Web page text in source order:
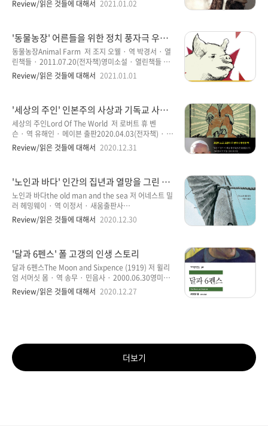
북커버에서 느낄 수 있는 심플함이 오히려 호기심을 자
를 읽었을 때였다. 지금은 기억이 가물가물하지만 《빅
랜만에 더글라스 케네디의 오래된 소설을 찾을 수 있었
다. 《모멘트》는 더글라스 케네디의 열 번째 소설로 기
억된다. 물론 정확한지는 모르겠지만 적어도 내가 기억
하고 있는 것이 그렇다. 하지만 내가 읽은 더글라스 케네
디의 소설은 두 가지뿐이다. 예전에 읽은 《빅픽처》와
게 됐다..
Review/읽은 것들에 대해서 2021.01.02
'동물농장' 어른들을 위한 정치 풍자극 우화
소설
동물농장Animal Farm 저 조지 오웰 · 역 박경서 · 열
린책들 · 2011.07.20(전자책)영미소설 · 열린책들 세
계문학 053 은 우리나라에서도 많이 번역되어 출간
한 책 중에 하나이다. 또한, 최근에는 한 방송사 프로그
북커버는 아주 심플하게도 돼지 한마리의 머리가 스케
치한듯한 모습으로 그려져 있기 떄문이다. 뭔가 웃기지
도 않은 모습에 돼지 주제에 무표정한 표정에서 진지함
이 보이는 것이 나만 그렇게 느껴지는 것일까? 연필로
대충 그린 듯한 돼지의 표정이 뭔가 완성되지 않은 듯한
Review/읽은 것들에 대해서 2021.01.01
'세상의 주인' 인본주의 사상과 기독교 사상
의 대립을 그린 종말론
세상의 주인Lord Of The World 저 로버트 휴 벤
슨 · 역 유해인 · 메이븐 출판2020.04.03(전자책) · 영
미소설, SF 얼마 전에 '두 교황'이라는 영화 한 편을
보게 되었습니다. 전현직 교황, 오로지 두 사람의 이야기
니다. 영화를 보고 난 후 검색을 했을 때, 우연히 알게 된
소설이기도 하고, 프란치스코 교황이 두 차례의 인터뷰
과정에서 '세상의 주인'이라는 소설을 언급하며, 세상 사
람들이 모두 꼭 읽었으면 하는 바람을 이야기했었습니
다. 뿐만 아니라 전임 교황이셨던 베네딕토 16세 교황도
Review/읽은 것들에 대해서 2020.12.31
'노인과 바다' 인간의 집년과 열망을 그린 소
설
노인과 바다the old man and the sea 저 어네스트 밀
러 헤밍웨이 · 역 이정서 · 새움출판사
2018.04.27 · 영미소설 집에서 읽은 이 책이야 말
로 요즘 딱 어울리는 책인 아닌가 생각해 본다. 한 인간
대로 보여 주는 시기여야 할 때인 듯합니다. 《노인과 바
다》(The Old Man and the Sea)를 굳이 설명하지 않
아도 대부분의 사람들이 익히 잘 알고 있는 미국의 소설
가 어니스트 헤밍웨이의 작품이다. 1952년에 쓰였으
며 낚시가 취미였던 작자의 지식이 배경이 되어 집필된
Review/읽은 것들에 대해서 2020.12.30
'달과 6펜스' 폴 고갱의 인생 스토리
달과 6펜스The Moon and Sixpence (1919) 저 윌리
엄 서머싯 몸 · 역 송무 · 민음사 · 2000.06.30영미소
설 · 세계문학전집 38 달과 6펜스는 폴 고갱을 모
티브로 한 소설로 폴 고갱의 삶을 찰스 스트릭랜드라는
하고 내가 그림을 잘 보지 안 하는 것도 같기도 하
고.... 암튼 위에서 간단히 얘기했듯이 폴 고갱의 인생을
들여다볼 수 있는 소설이라지만, 찰스 스트릭랜드라는
Review/읽은 것들에 대해서 2020.12.27
더보기